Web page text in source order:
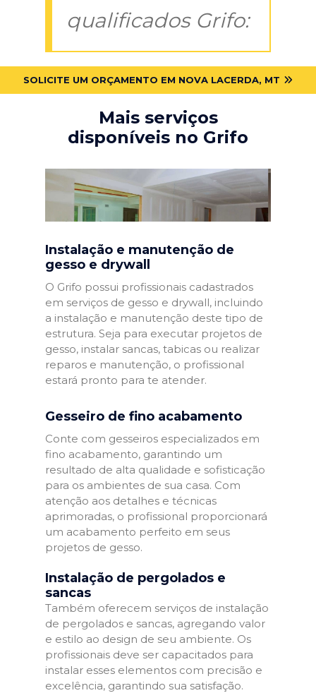
qualificados Grifo:
SOLICITE UM ORÇAMENTO EM NOVA LACERDA, MT
Mais serviços
disponíveis no Grifo
Instalação e manutenção de
gesso e drywall
O Grifo possui profissionais cadastrados
em serviços de gesso e drywall, incluindo
a instalação e manutenção deste tipo de
estrutura. Seja para executar projetos de
gesso, instalar sancas, tabicas ou realizar
reparos e manutenção, o profissional
estará pronto para te atender.
Gesseiro de fino acabamento
Conte com gesseiros especializados em
fino acabamento, garantindo um
resultado de alta qualidade e sofisticação
para os ambientes de sua casa. Com
atenção aos detalhes e técnicas
aprimoradas, o profissional proporcionará
um acabamento perfeito em seus
projetos de gesso.
Instalação de pergolados e
sancas
Também oferecem serviços de instalação
de pergolados e sancas, agregando valor
e estilo ao design de seu ambiente. Os
profissionais deve ser capacitados para
instalar esses elementos com precisão e
excelência, garantindo sua satisfação.